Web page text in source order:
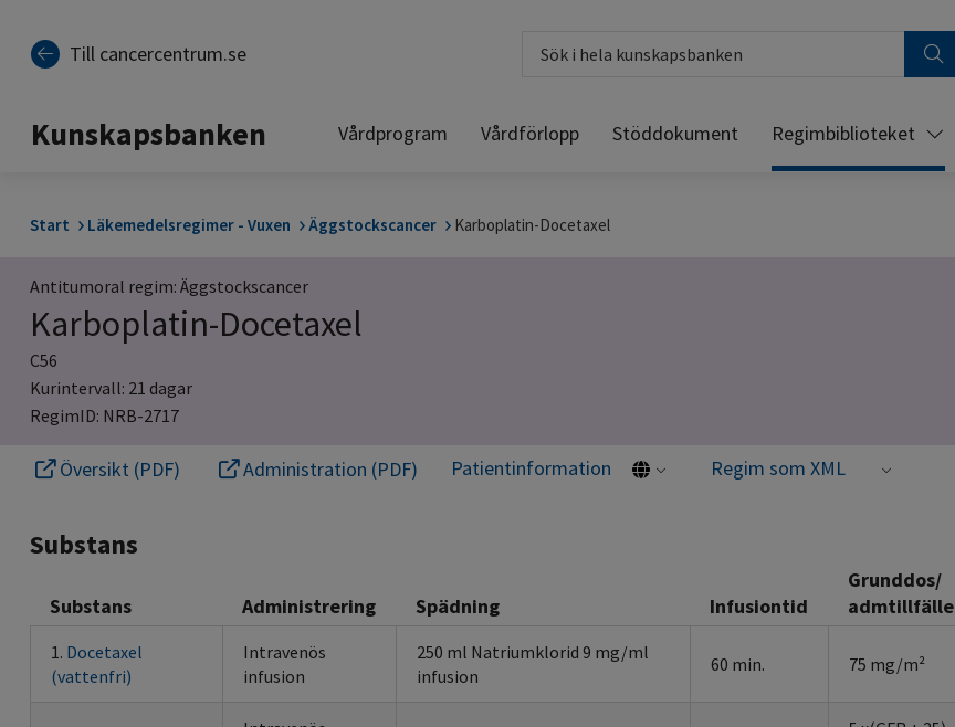
Till cancercentrum.se
Kunskapsbanken Vårdprogram Vårdförlopp Stöddokument Regimbiblioteket
Start Läkemedelsregimer - Vuxen Äggstockscancer Karboplatin-Docetaxel
Antitumoral regim: Äggstockscancer
Karboplatin-Docetaxel
C56
Kurintervall: 21 dagar
RegimID: NRB-2717
Översikt (PDF) Administration (PDF) Patientinformation Regim som XML
Substans
Substans Administrering Spädning Infusiontid
Grunddos/
admtillfälle
1. Docetaxel
(vattenfri)
Intravenös
infusion
250 ml Natriumklorid 9 mg/ml
infusion
60 min. 75 mg/m²